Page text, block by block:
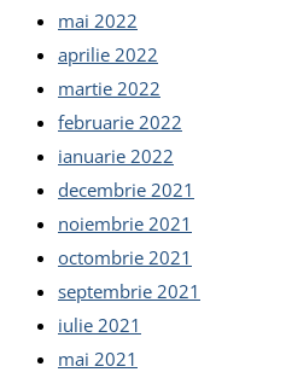
mai 2022
aprilie 2022
martie 2022
februarie 2022
ianuarie 2022
decembrie 2021
noiembrie 2021
octombrie 2021
septembrie 2021
iulie 2021
mai 2021